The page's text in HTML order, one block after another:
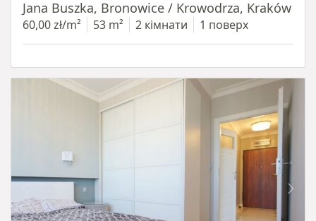
Jana Buszka, Bronowice / Krowodrza, Kraków
60,00 zł/m² 53 m² 2 кімнати 1 поверх